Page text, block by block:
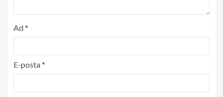
Ad*
E-posta*